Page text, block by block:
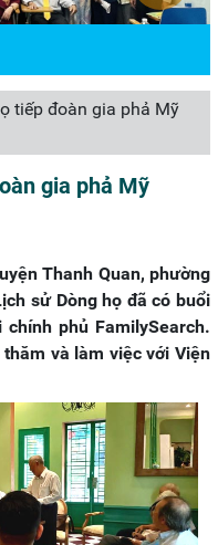
tiếp đoàn gia phả Mỹ
gia phả Mỹ
Thanh Quan, phường
sử Dòng họ đã có buổi
phủ FamilySearch.
và làm việc với Viện